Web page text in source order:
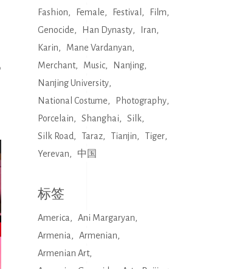
Fashion
Female Festival
Film
Genocide
Han Dynasty
Iran
Karin
Mane Vardanyan
Merchant
Music
Nanjing
Nanjing University
National Costume
Photography
Porcelain
Shanghai
Silk
Silk Road
Taraz Tianjin
Tiger
Yerevan
中国
标签
America
Ani Margaryan
Armenia
Armenian
Armenian Art